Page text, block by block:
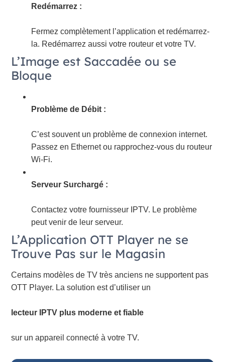
Redémarrez :
Fermez complètement l’application et redémarrez-
la. Redémarrez aussi votre routeur et votre TV.
L’Image est Saccadée ou se
Bloque
Problème de Débit :
C’est souvent un problème de connexion internet.
Passez en Ethernet ou rapprochez-vous du routeur
Wi-Fi.
Serveur Surchargé :
Contactez votre fournisseur IPTV. Le problème
peut venir de leur serveur.
L’Application OTT Player ne se
Trouve Pas sur le Magasin
Certains modèles de TV très anciens ne supportent pas
OTT Player. La solution est d’utiliser un
lecteur IPTV plus moderne et fiable
sur un appareil connecté à votre TV.